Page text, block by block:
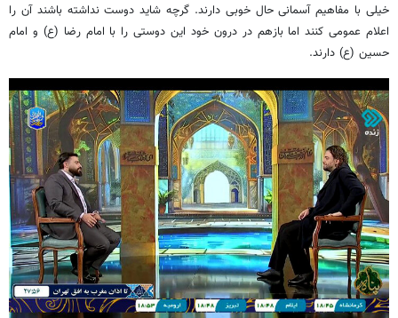
خیلی با مفاهیم آسمانی حال خوبی دارند. گرچه شاید دوست نداشته باشند آن را
اعلام عمومی کنند اما بازهم در درون خود این دوستی را با امام رضا (ع) و امام
حسین (ع) دارند.